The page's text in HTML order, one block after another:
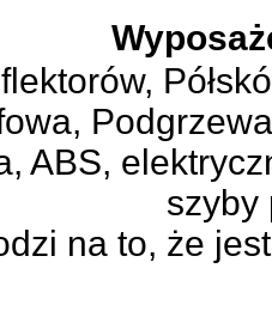
ABS,
na to, że